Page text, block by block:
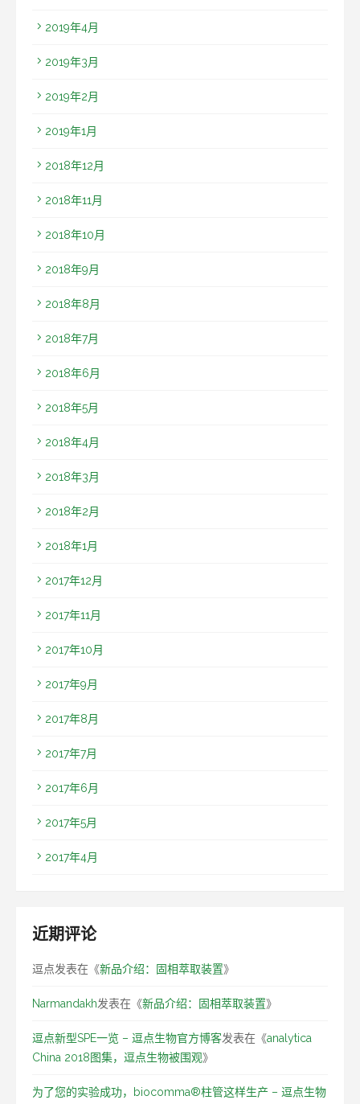
2019年4月
2019年3月
2019年2月
2019年1月
2018年12月
2018年11月
2018年10月
2018年9月
2018年8月
2018年7月
2018年6月
2018年5月
2018年4月
2018年3月
2018年2月
2018年1月
2017年12月
2017年11月
2017年10月
2017年9月
2017年8月
2017年7月
2017年6月
2017年5月
2017年4月
近期评论
逗点发表在《新品介绍：固相萃取装置》
Narmandakh发表在《新品介绍：固相萃取装置》
逗点新型SPE一览 – 逗点生物官方博客发表在《analytica
China 2018图集，逗点生物被围观》
为了您的实验成功，biocomma®柱管这样生产 – 逗点生物